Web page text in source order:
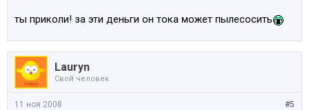
ты приколи! за эти деньги он тока может пылесосить
Lauryn
Свой человек
#5
11 ноя 2008